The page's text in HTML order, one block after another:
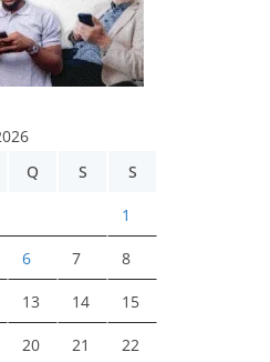
Q S S
1
6 7 8
13 14 15
20 21 22